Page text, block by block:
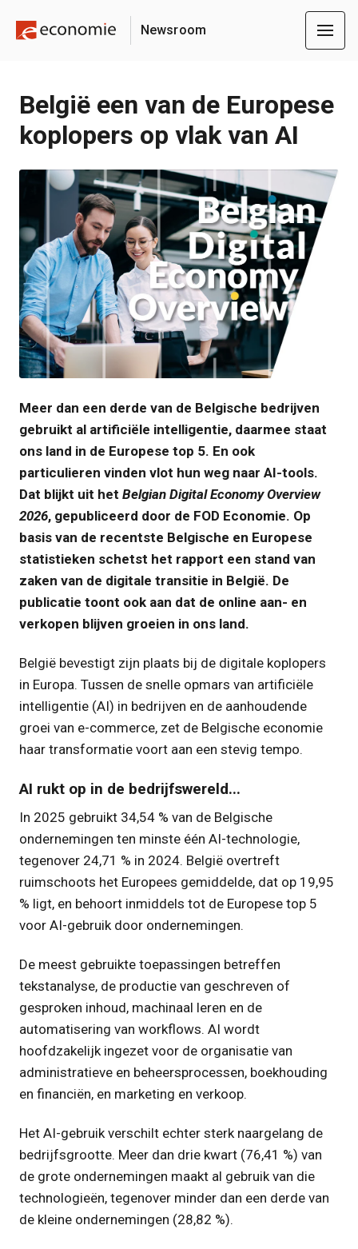
Newsroom
België een van de Europese
koplopers op vlak van AI
JPG
Meer dan een derde van de Belgische bedrijven
gebruikt al artificiële intelligentie, daarmee staat
ons land in de Europese top 5. En ook
particulieren vinden vlot hun weg naar AI-tools.
Dat blijkt uit het Belgian Digital Economy Overview
2026, gepubliceerd door de FOD Economie. Op
basis van de recentste Belgische en Europese
statistieken schetst het rapport een stand van
zaken van de digitale transitie in België. De
publicatie toont ook aan dat de online aan- en
verkopen blijven groeien in ons land.
België bevestigt zijn plaats bij de digitale koplopers
in Europa. Tussen de snelle opmars van artificiële
intelligentie (AI) in bedrijven en de aanhoudende
groei van e-commerce, zet de Belgische economie
haar transformatie voort aan een stevig tempo.
AI rukt op in de bedrijfswereld...
In 2025 gebruikt 34,54 % van de Belgische
ondernemingen ten minste één AI-technologie,
tegenover 24,71 % in 2024. België overtreft
ruimschoots het Europees gemiddelde, dat op 19,95
% ligt, en behoort inmiddels tot de Europese top 5
voor AI-gebruik door ondernemingen.
De meest gebruikte toepassingen betreffen
tekstanalyse, de productie van geschreven of
gesproken inhoud, machinaal leren en de
automatisering van workflows. AI wordt
hoofdzakelijk ingezet voor de organisatie van
administratieve en beheersprocessen, boekhouding
en financiën, en marketing en verkoop.
Het AI-gebruik verschilt echter sterk naargelang de
bedrijfsgrootte. Meer dan drie kwart (76,41 %) van
de grote ondernemingen maakt al gebruik van die
technologieën, tegenover minder dan een derde van
de kleine ondernemingen (28,82 %).